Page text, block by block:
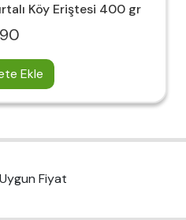
Köy Eriştesi 400 gr
90
Ekle
Uygun Fiyat